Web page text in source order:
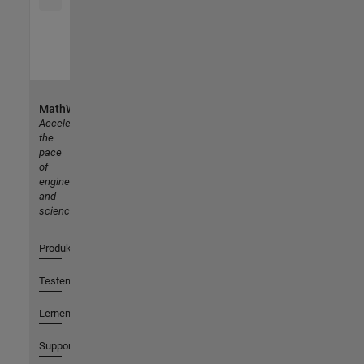
MathWorks
Accelerating
the
pace
of
engineering
and
science
Produkte
Testen oder Kaufen
Lernen
Support